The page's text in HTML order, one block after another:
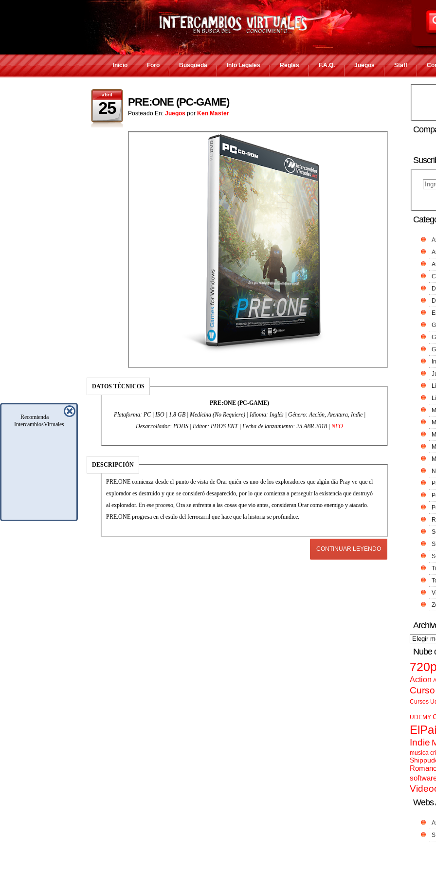
Recomienda
IntercambiosVirtuales
Inicio Foro Busqueda Info Legales Reglas F.A.Q. Juegos Staff
abril
25 PRE:ONE (PC-GAME)
Posteado En: Juegos por Ken Master
DATOS TÉCNICOS
PRE:ONE (PC-GAME)
Plataforma: PC | ISO | 1.8 GB | Medicina (No Requiere) | Idioma: Inglés | Género: Acción, Aventura, Indie |
Desarrollador: PDDS | Editor: PDDS ENT | Fecha de lanzamiento: 25 ABR 2018 | NFO
DESCRIPCIÓN
PRE:ONE comienza desde el punto de vista de Orar quién es uno de los exploradores que algún día Pray ve que el
explorador es destruido y que se consideró desaparecido, por lo que comienza a perseguir la existencia que destruyó
al explorador. En ese proceso, Ora se enfrenta a las cosas que vio antes, consideran Orar como enemigo y atacarlo.
PRE:ONE progresa en el estilo del ferrocarril que hace que la historia se profundice.
CONTINUAR LEYENDO
Nube
Action
Cursos
UDEMY
Indie
musica
Webs